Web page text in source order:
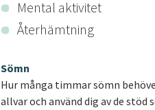
Mental aktivitet
Återhämtning
Sömn
Hur många timmar sömn
allvar och använd dig av de